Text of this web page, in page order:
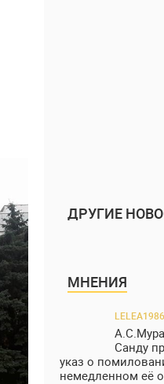
ДРУГИЕ
МНЕНИЯ
LELEA1986
Санду
указ о
немедленном её